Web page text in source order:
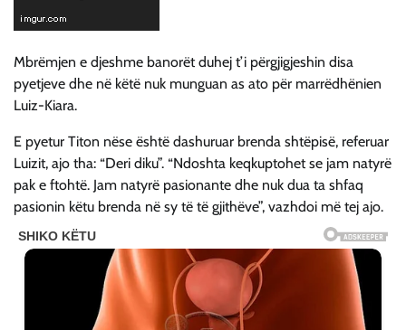
Mbrëmjen e djeshme banorët duhej t’i përgjigjeshin disa
pyetjeve dhe në këtë nuk munguan as ato për marrëdhënien
Luiz-Kiara.
E pyetur Titon nëse është dashuruar brenda shtëpisë, referuar
Luizit, ajo tha: “Deri diku”. “Ndoshta keqkuptohet se jam natyrë
pak e ftohtë. Jam natyrë pasionante dhe nuk dua ta shfaq
pasionin këtu brenda në sy të të gjithëve”, vazhdoi më tej ajo.